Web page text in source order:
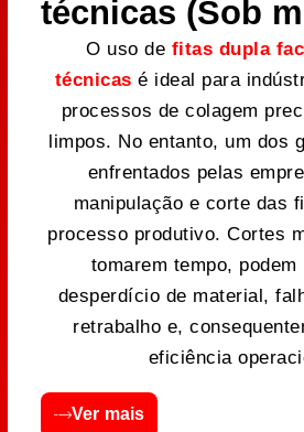
técnicas (Sob
O uso de fitas dupla
técnicas é ideal para
processos de colagem
limpos. No entanto, um dos
enfrentados pelas
manipulação e corte das
processo produtivo. Cortes
tomarem tempo, podem
desperdício de material,
retrabalho e,
eficiência
Ver mais